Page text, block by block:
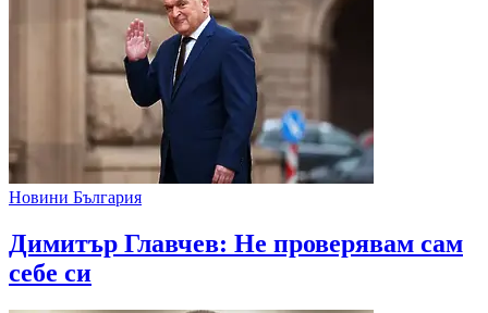
Новини България
Димитър Главчев: Не проверявам сам
себе си